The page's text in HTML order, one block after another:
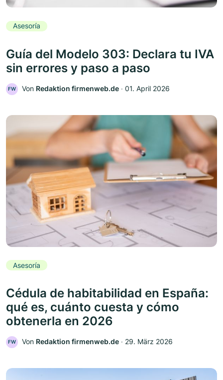
Asesoría
Guía del Modelo 303: Declara tu IVA
sin errores y paso a paso
FW Von Redaktion firmenweb.de ‧ 01. April 2026
Asesoría
Cédula de habitabilidad en España:
qué es, cuánto cuesta y cómo
obtenerla en 2026
FW Von Redaktion firmenweb.de ‧ 29. März 2026